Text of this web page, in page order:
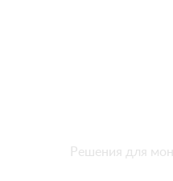
Решения для